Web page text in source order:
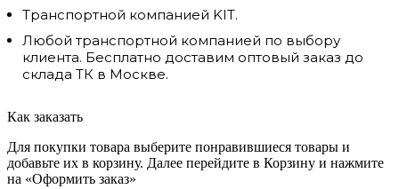
Транспортной компанией KIT.
Любой транспортной компанией по выбору
клиента. Бесплатно доставим оптовый заказ до
склада ТК в Москве.
Как заказать
Для покупки товара выберите понравившиеся товары и
добавьте их в корзину. Далее перейдите в Корзину и нажмите
на «Оформить заказ»